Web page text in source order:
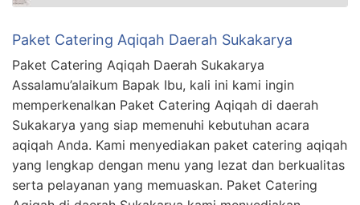
Paket Catering Aqiqah Daerah Sukakarya
Paket Catering Aqiqah Daerah Sukakarya
Assalamu’alaikum Bapak Ibu, kali ini kami ingin
memperkenalkan Paket Catering Aqiqah di daerah
Sukakarya yang siap memenuhi kebutuhan acara
aqiqah Anda. Kami menyediakan paket catering aqiqah
yang lengkap dengan menu yang lezat dan berkualitas
serta pelayanan yang memuaskan. Paket Catering